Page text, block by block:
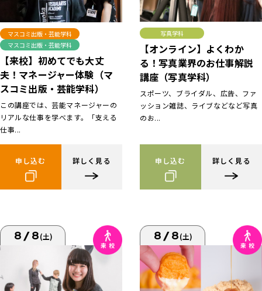
マスコミ出版・芸能学科
マスコミ出版・芸能学科
【来校】初めてでも大丈
夫！マネージャー体験（マ
スコミ出版・芸能学科）
この講座では、芸能マネージャーの
リアルな仕事を学べます。「支える
仕事...
申し込む 詳しく見る
写真学科
【オンライン】よくわか
る！写真業界のお仕事解説
講座（写真学科）
スポーツ、ブライダル、広告、ファ
ッション雑誌、ライブなどなど写真
のお...
申し込む 詳しく見る
8/8(土) 8/8(土)